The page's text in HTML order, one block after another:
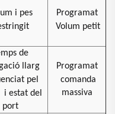
i pes
Programat
Volum petit
de
llarg
pel
i estat del
port
Programat
comanda
massiva